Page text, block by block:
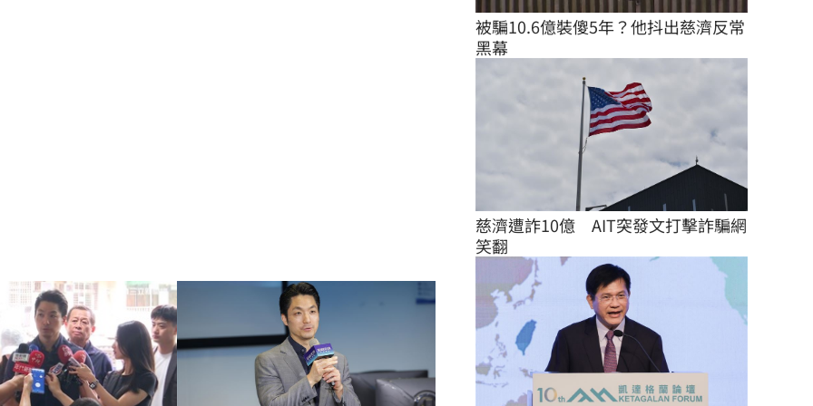
被騙10.6億裝傻5年？他抖出慈濟反常
黑幕
慈濟遭詐10億　AIT突發文打擊詐騙網
笑翻